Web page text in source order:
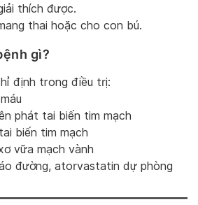
thích được.
thai hoặc cho con bú.
gì?
định trong điều trị:
phát tai biến tim mạch
biến tim mạch
vữa mạch vành
đường, atorvastatin dự phòng